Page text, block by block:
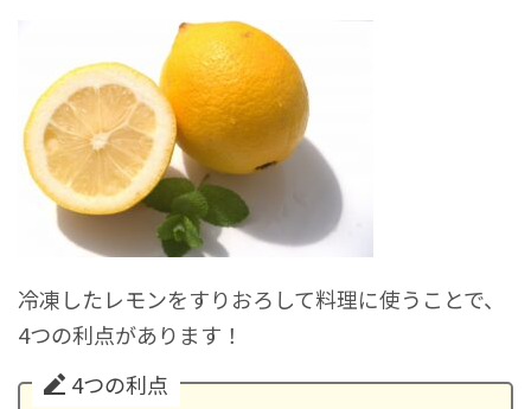
冷凍したレモンをすりおろして料理に使うことで、
4つの利点があります！
4つの利点